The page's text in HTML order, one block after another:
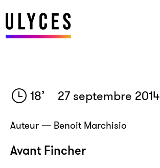
18’ 27 septembre 2014
Auteur — Benoit Marchisio
Avant Fincher